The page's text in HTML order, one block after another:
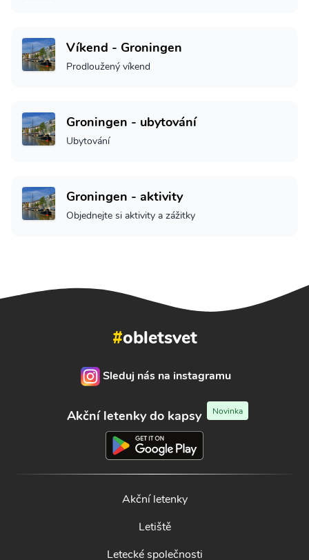
Víkend - Groningen
Prodloužený víkend
Groningen - ubytování
Ubytování
Groningen - aktivity
Objednejte si aktivity a zážitky
#obletsvet
Sleduj nás na instagramu
Akční letenky do kapsy Novinka
Akční letenky
Letiště
Letecké společnosti